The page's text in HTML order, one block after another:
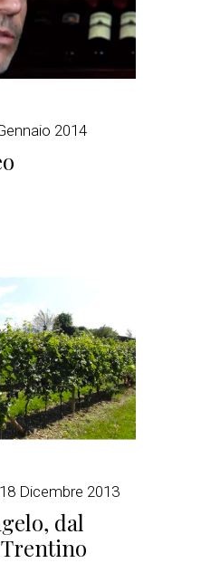
2014
18 Dicembre 2013
dal